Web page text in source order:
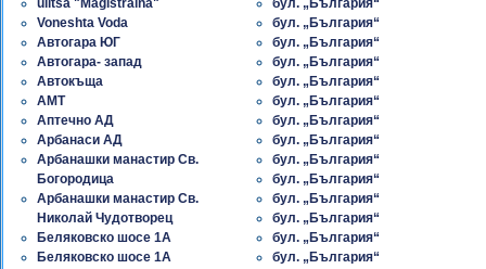
ulitsa "Magistralna"
Voneshta Voda
Автогара ЮГ
Автогара- запад
Автокъща
АМТ
Аптечно АД
Арбанаси АД
Арбанашки манастир Св.
Богородица
Арбанашки манастир Св.
Николай Чудотворец
Беляковско шосе 1A
Беляковско шосе 1A
бул. „България“
бул. „България“
бул. „България“
бул. „България“
бул. „България“
бул. „България“
бул. „България“
бул. „България“
бул. „България“
бул. „България“
бул. „България“
бул. „България“
бул. „България“
бул. „България“